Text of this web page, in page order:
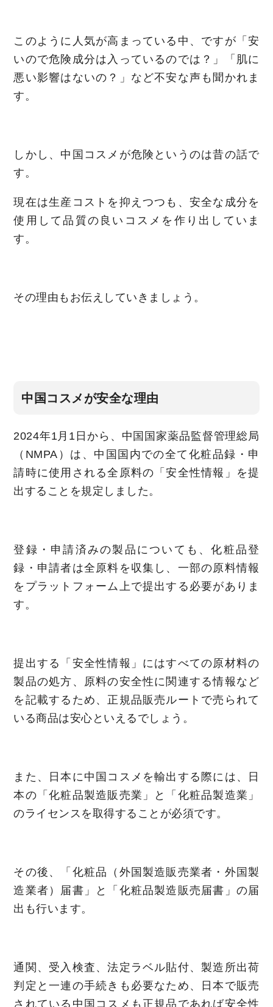
このように人気が高まっている中、ですが「安
いので危険成分は入っているのでは？」「肌に
悪い影響はないの？」など不安な声も聞かれま
す。
しかし、中国コスメが危険というのは昔の話で
す。
現在は生産コストを抑えつつも、安全な成分を
使用して品質の良いコスメを作り出していま
す。
その理由もお伝えしていきましょう。
中国コスメが安全な理由
2024年1月1日から、中国国家薬品監督管理総局
（NMPA）は、中国国内での全て化粧品録・申
請時に使用される全原料の「安全性情報」を提
出することを規定しました。
登録・申請済みの製品についても、化粧品登
録・申請者は全原料を収集し、一部の原料情報
をプラットフォーム上で提出する必要がありま
す。
提出する「安全性情報」にはすべての原材料の
製品の処方、原料の安全性に関連する情報など
を記載するため、正規品販売ルートで売られて
いる商品は安心といえるでしょう。
また、日本に中国コスメを輸出する際には、日
本の「化粧品製造販売業」と「化粧品製造業」
のライセンスを取得することが必須です。
その後、「化粧品（外国製造販売業者・外国製
造業者）届書」と「化粧品製造販売届書」の届
出も行います。
通関、受入検査、法定ラベル貼付、製造所出荷
判定と一連の手続きも必要なため、日本で販売
されている中国コスメも正規品であれば安全性